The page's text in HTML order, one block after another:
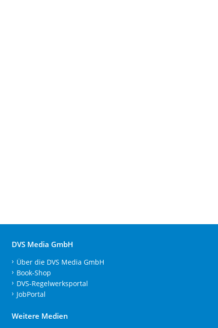
DVS Media GmbH
Über die DVS Media GmbH
Book-Shop
DVS-Regelwerksportal
JobPortal
Weitere Medien